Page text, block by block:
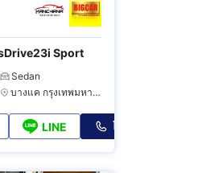
Sport
Sedan
บางแค กรุงเทพมหานคร
LINE โทร